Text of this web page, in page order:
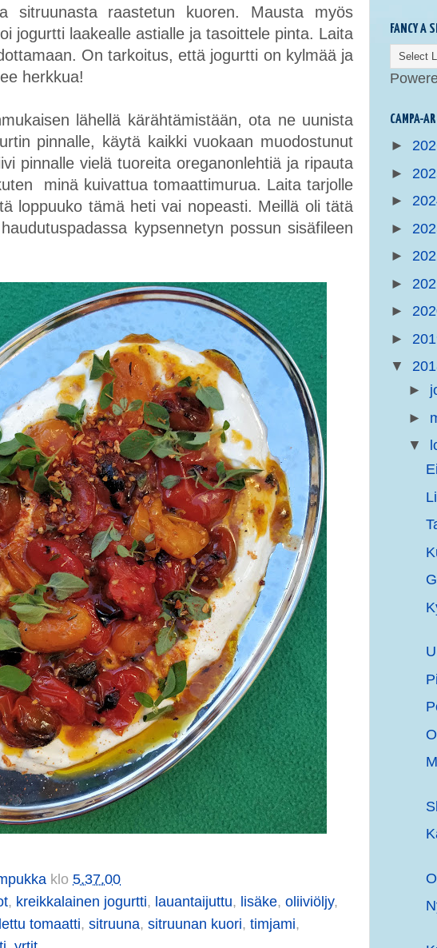
sitruunasta raastetun kuoren. Mausta myös
jogurtti laakealle astialle ja tasoittele pinta. Laita
On tarkoitus, että jogurtti on kylmää ja
herkkua!
lähellä kärähtämistään, ota ne uunista
pinnalle, käytä kaikki vuokaan muodostunut
pinnalle vielä tuoreita oreganonlehtiä ja ripauta
minä kuivattua tomaattimurua. Laita tarjolle
loppuuko tämä heti vai nopeasti. Meillä oli tätä
kypsennetyn possun sisäfileen
klo 5.37.00
, kreikkalainen jogurtti, lauantaijuttu, lisäke, oliiviöljy,
tomaatti, sitruuna, sitruunan kuori, timjami,
FANCY A
CAMPA-
►
►
►
►
►
►
►
►
▼
►
►
▼